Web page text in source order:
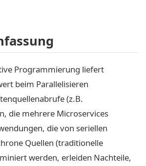
Programmierung liefert
beim Parallelisieren
(z.B.
die mehrere Microservices
die von seriellen
Quellen (traditionelle
werden, erleiden Nachteile,